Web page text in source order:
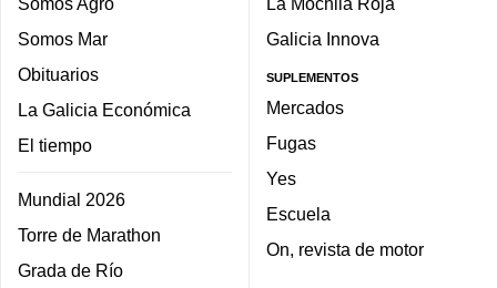
Somos Mar
Obituarios
La Galicia Económica
El tiempo
Mundial 2026
Torre de Marathon
Grada de Río
Galicia Innova
SUPLEMENTOS
Mercados
Fugas
Yes
Escuela
On, revista de motor